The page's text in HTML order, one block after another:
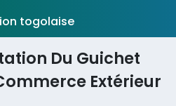
togolaise
Du Guichet
Extérieur